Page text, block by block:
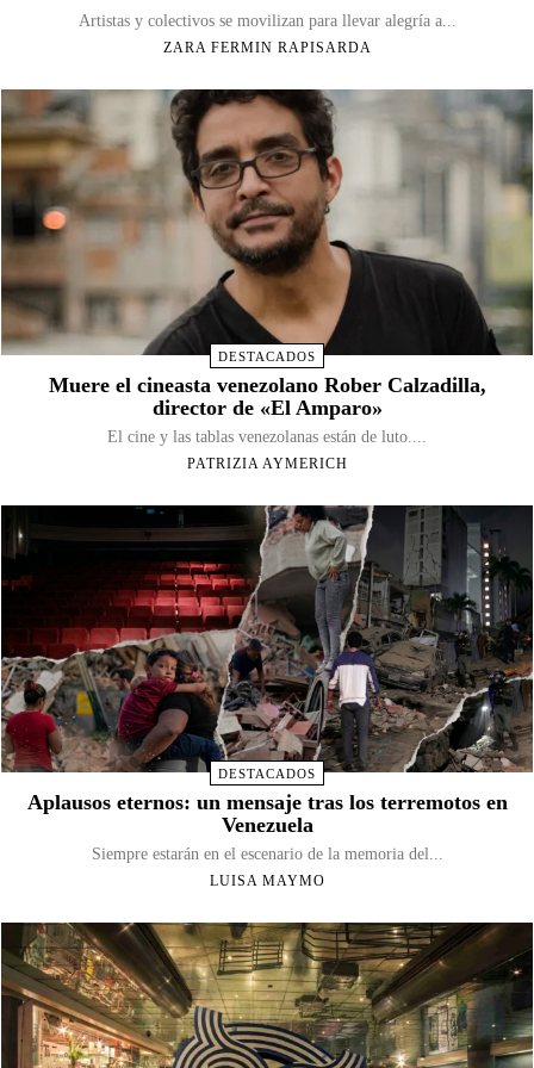
Artistas y colectivos se movilizan para llevar alegría a...
ZARA FERMIN RAPISARDA
DESTACADOS
Muere el cineasta venezolano Rober Calzadilla,
director de «El Amparo»
El cine y las tablas venezolanas están de luto....
PATRIZIA AYMERICH
DESTACADOS
Aplausos eternos: un mensaje tras los terremotos en
Venezuela
Siempre estarán en el escenario de la memoria del...
LUISA MAYMO